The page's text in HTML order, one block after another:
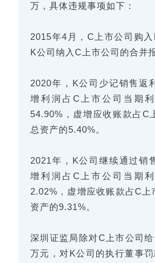
万，具体违规事项如下：
2015年4月，C上市公司购入
K公司纳入C上市公司的合并
2020年，K公司少记销售返
增利润占C上市公司当期
54.90%，虚增应收账款占C
总资产的5.40%。
2021年，K公司继续通过销
增利润占C上市公司当期
2.02%，虚增应收账款占C上
资产的9.31%。
深圳证监局除对C上市公司
万元，对K公司的执行董事